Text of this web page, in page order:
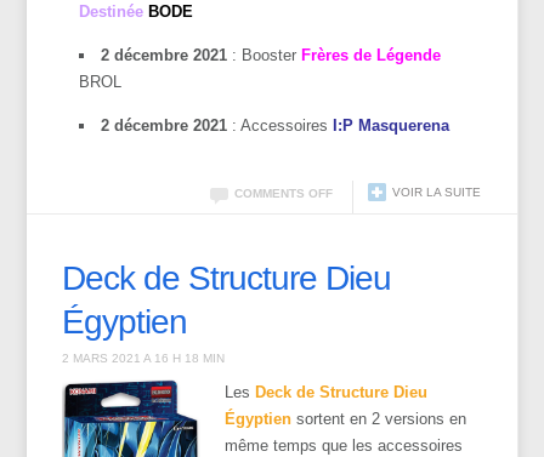
Destinée BODE
2 décembre 2021 : Booster Frères de Légende
BROL
2 décembre 2021 : Accessoires I:P Masquerena
VOIR LA SUITE
COMMENTS OFF
Deck de Structure Dieu
Égyptien
2 MARS 2021 A 16 H 18 MIN
Les Deck de Structure Dieu
Égyptiensortent en 2 versions en
même temps que les accessoires